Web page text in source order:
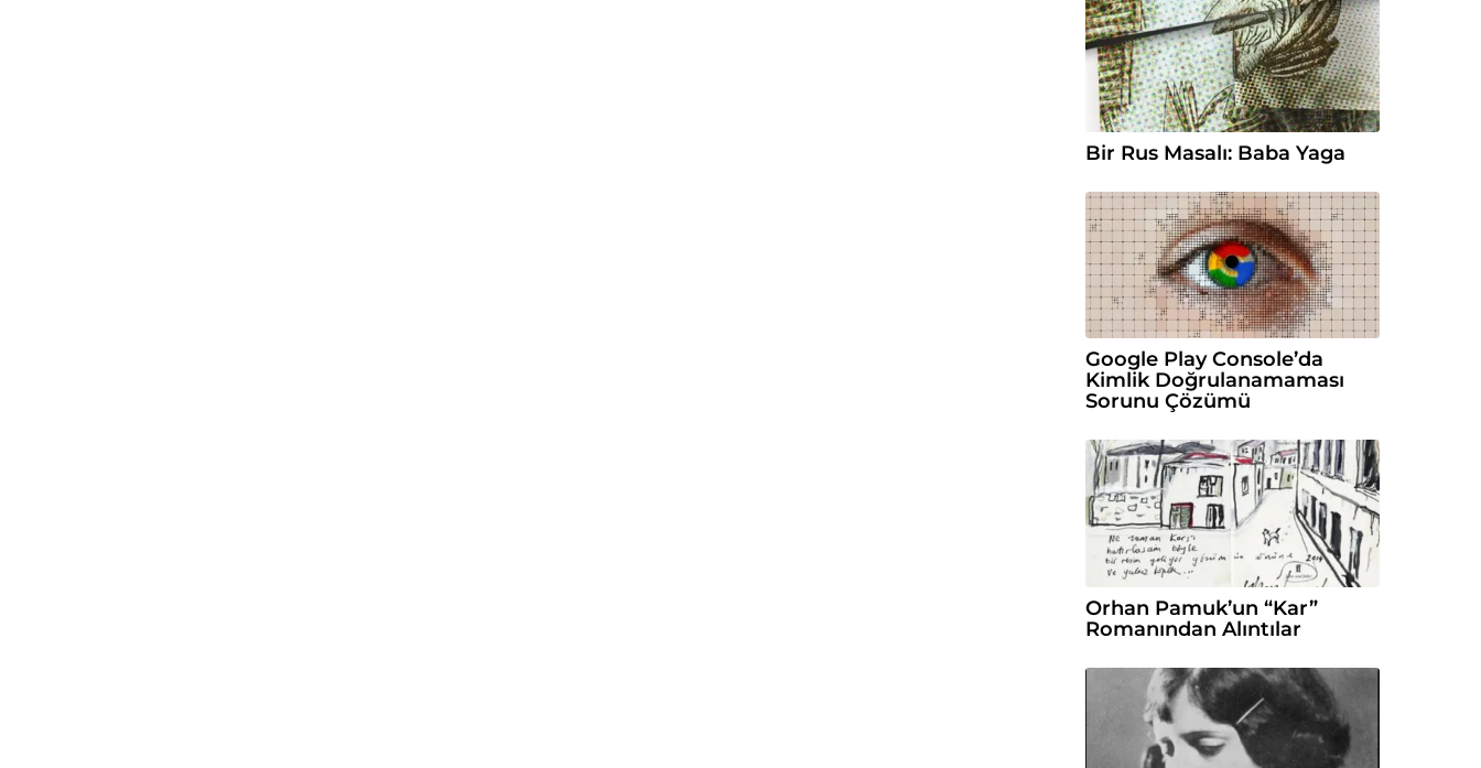
Bir Rus Masalı: Baba Yaga
Google Play Console’da
Kimlik Doğrulanamaması
Sorunu Çözümü
Orhan Pamuk’un “Kar”
Romanından Alıntılar